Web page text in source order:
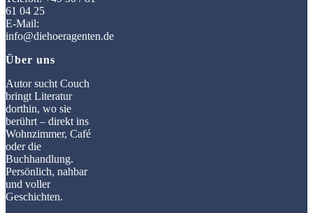
61 04 25
E-Mail:
info@diehoeragenten.de
Über uns
Autor sucht Couch
bringt Literatur
dorthin, wo sie
berührt – direkt ins
Wohnzimmer, Café
oder die
Buchhandlung.
Persönlich, nahbar
und voller
Geschichten.